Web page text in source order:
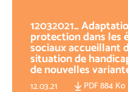
12032021_
protection dans les
sociaux accueillant
situation de
de nouvelles
12.03.21 PDF 884 Ko